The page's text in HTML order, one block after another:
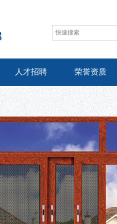
人才招聘 荣誉资质